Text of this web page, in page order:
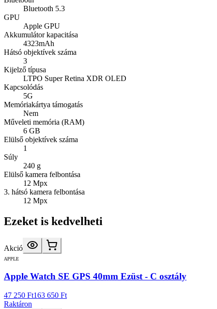
Bluetooth 5.3
GPU
Apple GPU
Akkumulátor kapacitása
4323mAh
Hátsó objektívek száma
3
Kijelző típusa
LTPO Super Retina XDR OLED
Kapcsolódás
5G
Memóriakártya támogatás
Nem
Műveleti memória (RAM)
6 GB
Elülső objektívek száma
1
Súly
240 g
Elülső kamera felbontása
12 Mpx
3. hátsó kamera felbontása
12 Mpx
Ezeket is kedvelheti
Akció
APPLE
Apple Watch SE GPS 40mm Ezüst - C osztály
47 250 Ft163 650 Ft
Raktáron